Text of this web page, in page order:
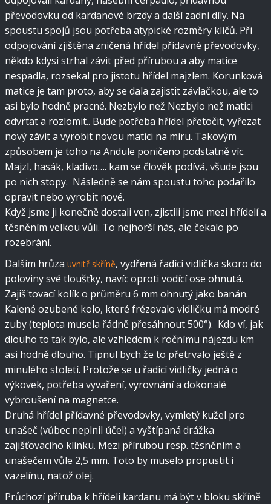
převodovku od kardanové brzdy a další zadní díly. Na
spoustu spojů jsou potřeba atypické rozměry klíčů. Při
odpojování zjištěna zničená hřídel přídavné převodovky,
někdo kdysi strhal závit před přírubou a aby matice
nespadla, rozsekal pro jistotu hřídel majzlem. Korunková
matice je tam proto, aby se dala zajistit závlačkou, ale to
asi bylo hodně pracné. Nezbylo než Nezbylo než matici
odvrtat a rozlomit.. Bude potřeba hřídel přetočit, vyřezat
nový závit a vyrobit novou matici na míru. Takovým
způsobem je toho na Andule poničeno podstatně víc.​
Majzl, hasák, kladivo…. kam se člověk podívá, všude jsou
po nich stopy. Následně se nám spoustu toho podařilo
opravit nebo vyrobit nové.
Když jsme ji konečně dostali ven, zjistili jsme mezi hřídelí a
těsněním velkou vůli. To nejhorší nás, ale čekalo po
rozebrání.
Dalším hrůza uvnitř skříně, vydřená řadící vidlička skoro do
poloviny své tloušťky, navíc oproti vodící ose ohnutá.
Zajiš'tovací kolík o průměru 6 mm ohnutý jako banán.
Kalené ozubené kolo, které frézovalo vidličku má modré
zuby (teplota musela řádně přesáhnout 500°). Kdo ví, jak
dlouho to tak bylo, ale vzhledem k ročnímu nájezdu km
asi hodně dlouho. Tipnul bych že to přetrvalo ještě z
minulého století. Protože se u řadící vidličky jedná o
výkovek, potřeba vyvaření, vyrovnání a dokonalé
vybroušení na magnetce.
Druhá hřídel přídavné převodovky, vymletý kužel pro
unašeč (vůbec neplnil účel) a vyštípaná drážka
zajišťovacího klínku. Mezi přírubou resp. těsněním a
unašečem vůle 2,5 mm. Toto by muselo propustit i
vazelínu, natož olej.
Průchozí příruba k hřídeli kardanu má být v bloku skříně